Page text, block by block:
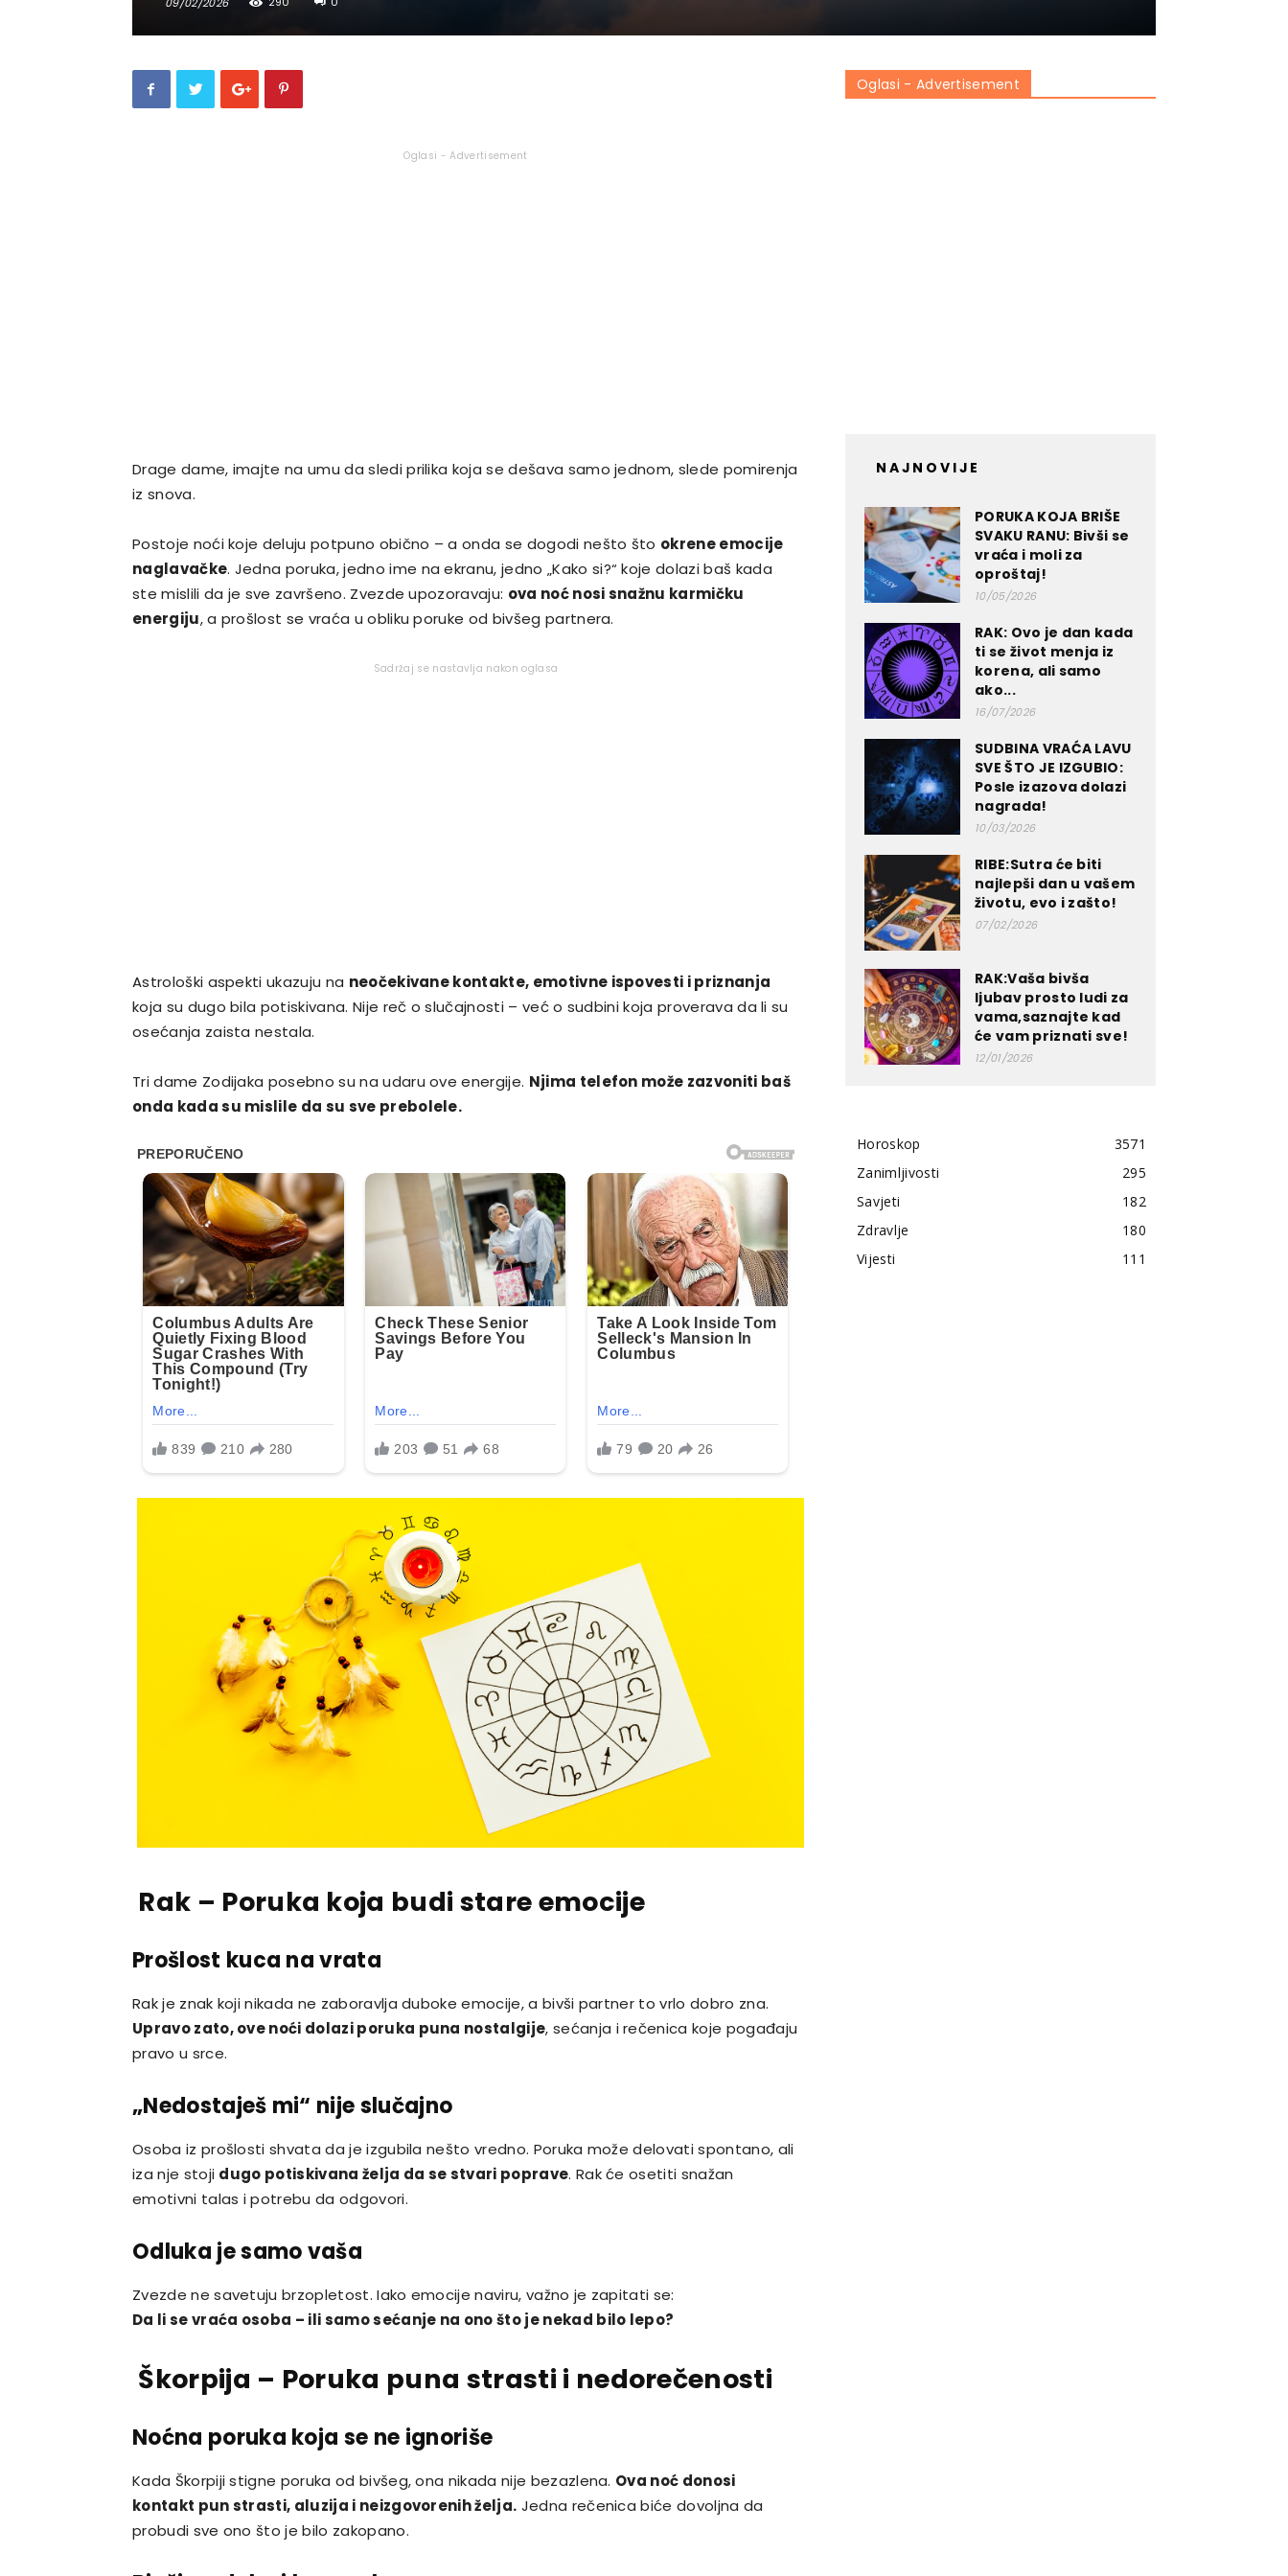
Oglasi - Advertisement
Drage dame, imajte na umu da sledi prilika koja se dešava samo jednom, slede pomirenja
iz snova.
Postoje noći koje deluju potpuno obično – a onda se dogodi nešto što okrene emocije
naglavačke. Jedna poruka, jedno ime na ekranu, jedno „Kako si?“ koje dolazi baš kada
ste mislili da je sve završeno. Zvezde upozoravaju: ova noć nosi snažnu karmičku
energiju, a prošlost se vraća u obliku poruke od bivšeg partnera.
Sadržaj se nastavlja nakon oglasa
Astrološki aspekti ukazuju na neočekivane kontakte, emotivne ispovesti i priznanja
koja su dugo bila potiskivana. Nije reč o slučajnosti – već o sudbini koja proverava da li su
osećanja zaista nestala.
Tri dame Zodijaka posebno su na udaru ove energije. Njima telefon može zazvoniti baš
onda kada su mislile da su sve prebolele.
Rak – Poruka koja budi stare emocije
Prošlost kuca na vrata
Rak je znak koji nikada ne zaboravlja duboke emocije, a bivši partner to vrlo dobro zna.
Upravo zato, ove noći dolazi poruka puna nostalgije, sećanja i rečenica koje pogađaju
pravo u srce.
„Nedostaješ mi“ nije slučajno
Osoba iz prošlosti shvata da je izgubila nešto vredno. Poruka može delovati spontano, ali
iza nje stoji dugo potiskivana želja da se stvari poprave. Rak će osetiti snažan
emotivni talas i potrebu da odgovori.
Odluka je samo vaša
Zvezde ne savetuju brzopletost. Iako emocije naviru, važno je zapitati se:
Da li se vraća osoba – ili samo sećanje na ono što je nekad bilo lepo?
Škorpija – Poruka puna strasti i nedorečenosti
Noćna poruka koja se ne ignoriše
Kada Škorpiji stigne poruka od bivšeg, ona nikada nije bezazlena. Ova noć donosi
kontakt pun strasti, aluzija i neizgovorenih želja. Jedna rečenica biće dovoljna da
probudi sve ono što je bilo zakopano.
Oglasi - Advertisement
NAJNOVIJE
PORUKA KOJA BRIŠE
SVAKU RANU: Bivši se
vraća i moli za
oproštaj!
10/05/2026
RAK: Ovo je dan kada
ti se život menja iz
korena, ali samo
ako...
16/07/2026
SUDBINA VRAĆA LAVU
SVE ŠTO JE IZGUBIO:
Posle izazova dolazi
nagrada!
10/03/2026
RIBE:Sutra će biti
najlepši dan u vašem
životu, evo i zašto!
07/02/2026
RAK:Vaša bivša
ljubav prosto ludi za
vama,saznajte kad
će vam priznati sve!
12/01/2026
Horoskop
3571
Zanimljivosti
295
Savjeti
182
Zdravlje
180
Vijesti
111